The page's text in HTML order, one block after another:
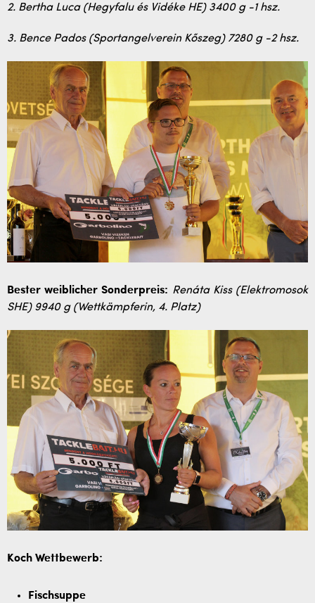
2. Bertha Luca (Hegyfalu és Vidéke HE) 3400 g -1 hsz.
3. Bence Pados (Sportangelverein Kőszeg) 7280 g -2 hsz.
Bester weiblicher Sonderpreis: Renáta Kiss (Elektromosok
SHE) 9940 g (Wettkämpferin, 4. Platz)
Koch Wettbewerb:
Fischsuppe